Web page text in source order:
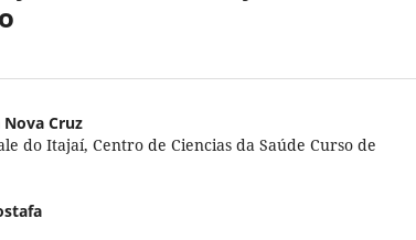
Cruz
do Itajaí, Centro de Ciencias da Saúde Curso de